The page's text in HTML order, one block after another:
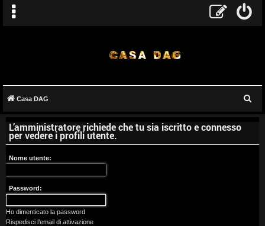
r
g
o
m
e
Casa DAG
L’amministratore richiede che tu sia iscritto e connesso
per vedere i profili utente.
Nome utente:
Password:
Ho dimenticato la password
Rispedisci l’email di attivazione